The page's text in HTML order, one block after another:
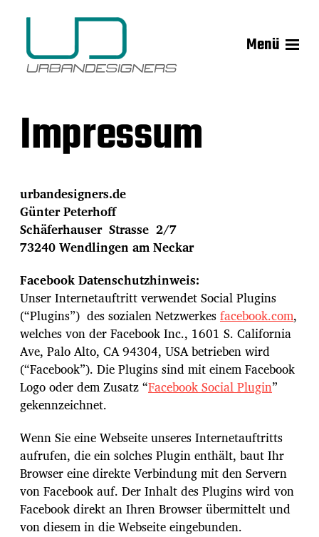
Menü
Impressum
urbandesigners.de
Günter Peterhoff
Schäferhauser Strasse 2/7
73240 Wendlingen am Neckar
Facebook Datenschutzhinweis:
Unser Internetauftritt verwendet Social Plugins
(“Plugins”) des sozialen Netzwerkesfacebook.com,
welches von der Facebook Inc., 1601 S. California
Ave, Palo Alto, CA 94304, USA betrieben wird
(“Facebook”). Die Plugins sind mit einem Facebook
Logo oder dem Zusatz “Facebook Social Plugin”
gekennzeichnet.
Wenn Sie eine Webseite unseres Internetauftritts
aufrufen, die ein solches Plugin enthält, baut Ihr
Browser eine direkte Verbindung mit den Servern
von Facebook auf. Der Inhalt des Plugins wird von
Facebook direkt an Ihren Browser übermittelt und
von diesem in die Webseite eingebunden.